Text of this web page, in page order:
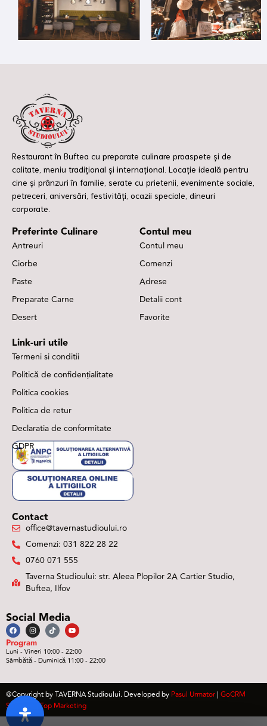
Restaurant în Buftea cu preparate culinare proaspete și de
calitate, meniu tradițional și internațional. Locație ideală pentru
cine și prânzuri în familie, serate cu prietenii, evenimente sociale,
petreceri, aniversări, festivități, ocazii speciale, dineuri
corporate.
Preferinte Culinare
Antreuri
Ciorbe
Paste
Preparate Carne
Desert
Contul meu
Contul meu
Comenzi
Adrese
Detalii cont
Favorite
Link-uri utile
Termeni si conditii
Politică de confidențialitate
Politica cookies
Politica de retur
Declaratia de conformitate
GDPR
Contact
office@tavernastudioului.ro
Comenzi: 031 822 28 22
0760 071 555
Taverna Studioului: str. Aleea Plopilor 2A Cartier Studio,
Buftea, Ilfov
Social Media
Program
Luni - Vineri 10:00 - 22:00
Sâmbătă - Duminică 11:00 - 22:00
@Copyright by TAVERNA Studioului. Developed by Pasul Urmator | GoCRM
Software
|Top Marketing